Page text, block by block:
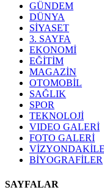
GÜNDEM
DÜNYA
SİYASET
3. SAYFA
EKONOMİ
EĞİTİM
MAGAZİN
OTOMOBİL
SAĞLIK
SPOR
TEKNOLOJİ
VIDEO GALERİ
FOTO GALERİ
BİYOGRAFİLER
SAYFALAR